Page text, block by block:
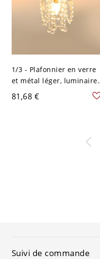
1/3 - Plafonnier en verre
et métal léger, luminaire
intérieur en or et noir -
110 V-120 V Linéaire
81,68 €
Suivi de commande